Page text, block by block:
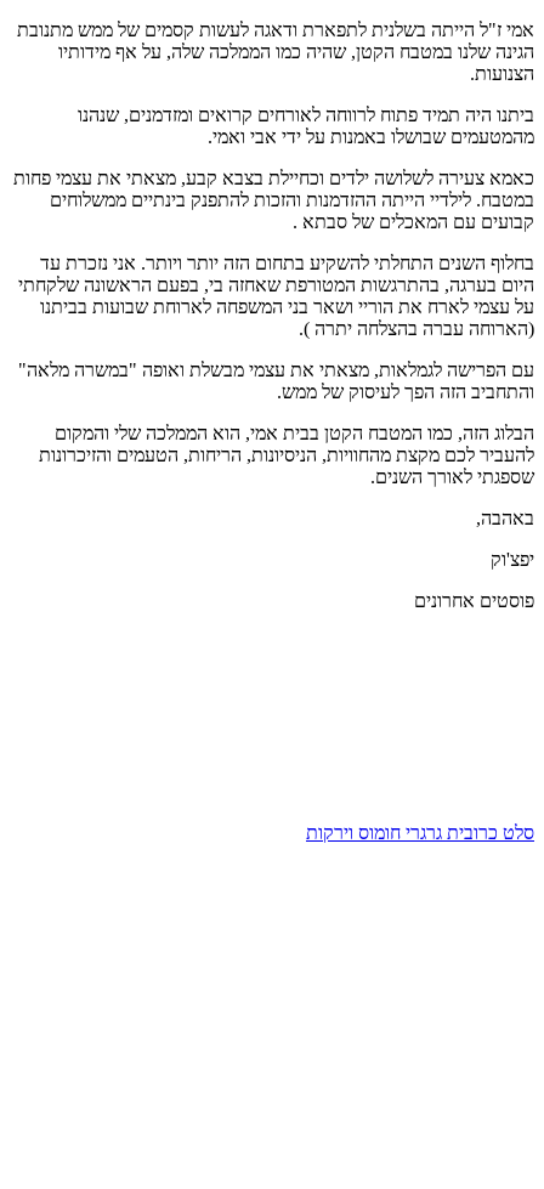
אמי ז"ל הייתה בשלנית לתפארת ודאגה לעשות קסמים של ממש מתנובת
הגינה שלנו במטבח הקטן, שהיה כמו הממלכה שלה, על אף מידותיו
הצנועות.
ביתנו היה תמיד פתוח לרווחה לאורחים קרואים ומזדמנים, שנהנו
מהמטעמים שבושלו באמנות על ידי אבי ואמי.
כאמא צעירה לשלושה ילדים וכחיילת בצבא קבע, מצאתי את עצמי פחות
במטבח. לילדיי הייתה ההזדמנות והזכות להתפנק בינתיים ממשלוחים
קבועים עם המאכלים של סבתא .
בחלוף השנים התחלתי להשקיע בתחום הזה יותר ויותר. אני נזכרת עד
היום בערגה, בהתרגשות המטורפת שאחזה בי, בפעם הראשונה שלקחתי
על עצמי לארח את הוריי ושאר בני המשפחה לארוחת שבועות בביתנו
(הארוחה עברה בהצלחה יתרה ).
עם הפרישה לגמלאות, מצאתי את עצמי מבשלת ואופה "במשרה מלאה"
והתחביב הזה הפך לעיסוק של ממש.
הבלוג הזה, כמו המטבח הקטן בבית אמי, הוא הממלכה שלי והמקום
להעביר לכם מקצת מהחוויות, הניסיונות, הריחות, הטעמים והזיכרונות
שספגתי לאורך השנים.
באהבה,
יפצ'וק
פוסטים אחרונים
סלט כרובית גרגרי חומוס וירקות